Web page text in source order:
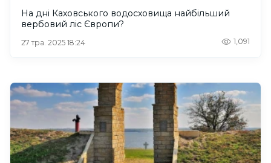
На дні Каховського водосховища найбільший
вербовий ліс Європи?
27 тра. 2025 18:24 1,091